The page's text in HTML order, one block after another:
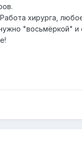
хирурга,
"восьмёркой"